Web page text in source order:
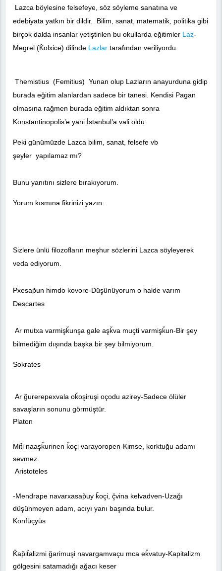
Lazca böylesine felsefeye, söz söyleme sanatına ve
edebiyata yatkın bir dildir. Bilim, sanat, matematik, politika gibi
birçok dalda insanlar yetiştirilen bu okullarda eğitimler Laz-
Megrel (Ǩolxice) dilinde Lazlar tarafından veriliyordu.
Themistius (Femitius) Yunan olup Lazların anayurduna gidip
burada eğitim alanlardan sadece bir tanesi. Kendisi Pagan
olmasına rağmen burada eğitim aldıktan sonra
Konstantinopolis’e yani İstanbul’a vali oldu.
Peki günümüzde Lazca bilim, sanat, felsefe vb
şeyler yapılamaz mı?
Bunu yanıtını sizlere bırakıyorum.
Yorum kısmına fikrinizi yazın.
Sizlere ünlü filozofların meşhur sözlerini Lazca söyleyerek
veda ediyorum.
Pxesap̌un himdo kovore-Düşünüyorum o halde varım
Descartes
Ar mutxa varmişǩunşa gale aşǩva muçti varmişǩun-Bir şey
bilmediğim dışında başka bir şey bilmiyorum.
Sokrates
Ar ğurerepexvala oǩoşiruşi oçodu azirey-Sadece ölüler
savaşların sonunu görmüştür.
Platon
Mit̆i naaşǩurinen ǩoçi varayoropen-Kimse, korktuğu adamı
sevmez.
Aristoteles
-Mendrape navarxasap̌uy ǩoçi, ç̌vina kelvadven-Uzağı
düşünmeyen adam, acıyı yanı başında bulur.
Konfüçyüs
Ǩap̌it̆alizmi ğarimuşi navargamvaçu mca eǩvatuy-Kapitalizm
gölgesini satamadığı ağacı keser